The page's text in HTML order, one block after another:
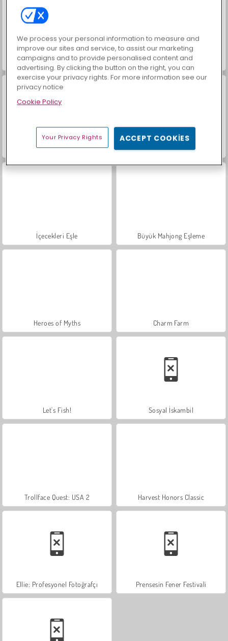
Farm Merge Valley Masha and the Bear: Meadows
Royal Story Scala 40
İçecekleri Eşle Büyük Mahjong Eşleme
Heroes of Myths Charm Farm
Let's Fish! Sosyal İskambil
Trollface Quest: USA 2 Harvest Honors Classic
Ellie: Profesyonel Fotoğrafçı Prensesin Fener Festivali
We process your personal information to measure and
improve our sites and service, to assist our marketing
campaigns and to provide personalised content and
advertising. By clicking the button on the right, you can
exercise your privacy rights. For more information see our
privacy notice
Cookie Policy
Your Privacy Rights ACCEPT COOKIES